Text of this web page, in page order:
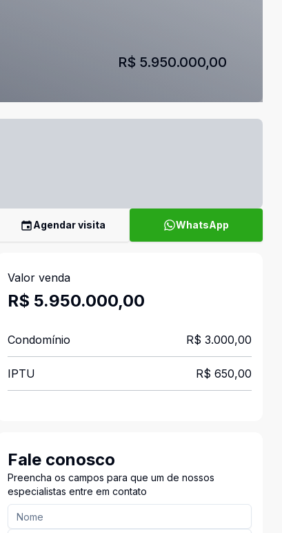
R$ 5.950.000,00
Agendar visita WhatsApp
Valor venda
R$ 5.950.000,00
Condomínio R$ 3.000,00
IPTU R$ 650,00
Fale conosco
Preencha os campos para que um de nossos
especialistas entre em contato